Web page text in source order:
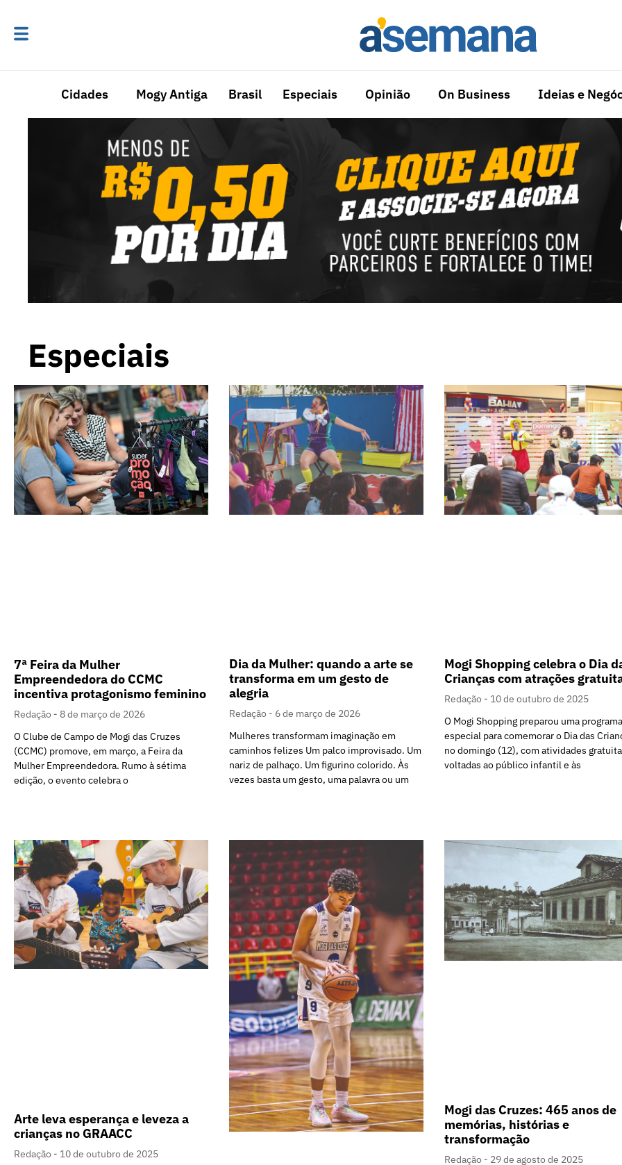
Cidades Mogy Antiga Brasil Especiais Opinião On Business Ideias e
Especiais
7ª Feira da Mulher
Empreendedora do CCMC
incentiva protagonismo feminino
Redação
8 de março de 2026
O Clube de Campo de Mogi das Cruzes
(CCMC) promove, em março, a Feira da
Mulher Empreendedora. Rumo à sétima
edição, o evento celebra o
Dia da Mulher: quando a arte se
transforma em um gesto de
alegria
Redação
6 de março de 2026
Mulheres transformam imaginação em
caminhos felizes Um palco improvisado. Um
nariz de palhaço. Um figurino colorido. Às
vezes basta um gesto, uma palavra ou um
Mogi Shopping celebra o Dia
Crianças com atrações
Redação
10 de outubro de 2025
O Mogi Shopping preparou uma
especial para comemorar o Dia das
no domingo (12), com atividades
voltadas ao público infantil e às
Arte leva esperança e leveza a
crianças no GRAACC
Redação
10 de outubro de 2025
Mogi das Cruzes: 465 anos de
memórias, histórias e
transformação
Redação
29 de agosto de 2025